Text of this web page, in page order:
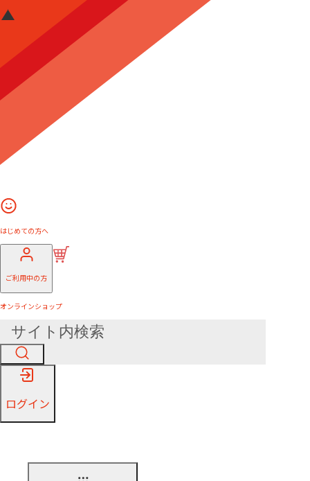
はじめての方へ
ご利用中の方
オンラインショップ
ログイン